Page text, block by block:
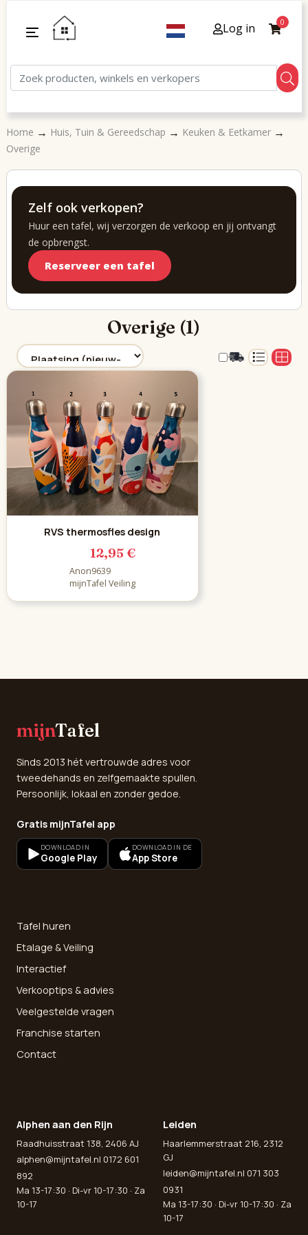
Log in 0
Home → Huis, Tuin & Gereedschap → Keuken & Eetkamer →
Overige
Zelf ook verkopen?
Huur een tafel, wij verzorgen de verkoop en jij ontvangt
de opbrengst.
Reserveer een tafel
Overige (1)
RVS thermosfles design
12,95 €
Anon9639
mijnTafel Veiling
mijnTafel
Sinds 2013 hét vertrouwde adres voor
tweedehands en zelfgemaakte spullen.
Persoonlijk, lokaal en zonder gedoe.
Gratis mijnTafel app
DOWNLOAD IN
Google Play
DOWNLOAD IN DE
App Store
Tafel huren
Etalage & Veiling
Interactief
Verkooptips & advies
Veelgestelde vragen
Franchise starten
Contact
Alphen aan den Rijn
Raadhuisstraat 138, 2406 AJ
alphen@mijntafel.nl 0172 601
892
Ma 13-17:30 · Di-vr 10-17:30 · Za
10-17
Leiden
Haarlemmerstraat 216, 2312
GJ
leiden@mijntafel.nl 071 303
0931
Ma 13-17:30 · Di-vr 10-17:30 · Za
10-17